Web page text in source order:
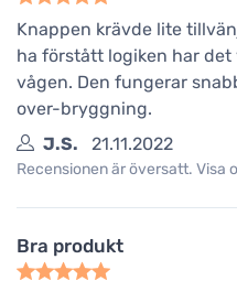
Knappen krävde lite
ha förstått logiken har
vågen. Den fungerar
over-bryggning.
J.S.
21.11.2022
Recensionen är översatt. Visa
Bra produkt